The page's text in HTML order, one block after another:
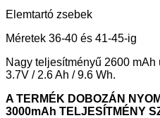
Elemtartó zsebek
Méretek 36-40 és 41-45-ig
Nagy teljesítményű 2600
3.7V / 2.6 Ah / 9.6 Wh.
A TERMÉK DOBOZÁN
3000mAh TELJESÍTMÉNY